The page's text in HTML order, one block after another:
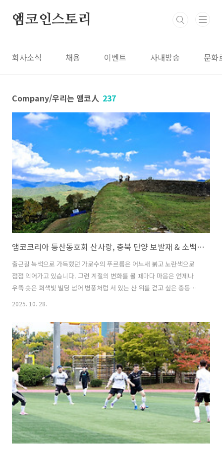
앰코인스토리
회사소식 채용 이벤트 사내방송 문화
Company/우리는 앰코人 237
앰코코리아 등산동호회 산사랑, 충북 단양 보발재 & 소백산 자락길 트레킹!
출근길 녹색으로 가득했던 가로수의 푸르름은 어느새 붉고 노란색으로
점점 익어가고 있습니다. 그런 계절의 변화를 볼 때마다 마음은 언제나
우뚝 솟은 회색빛 빌딩 넘어 병풍처럼 서 있는 산 위를 걷고 싶은 충동에
사로 잡힙니다. 가을이라는 계절은 이름만 들어도 마음이 센치해지고 바
물들기 시작합니다. 붉은빛은 마음을 데우고, 노란빛은 세상을 환하게 밝
혀 줍니다. 바람에 실려 천천히 내려 앉은 낙엽은 런웨이를 만들어 놓은
듯 우리의 발걸음을 잠시 머뭇거리게 하지만, 발끝에서 들려오는 바스락
소리가 가을의 노래처럼 들려 한 걸음 한 걸음 내디딜 때마다 발걸음은
더 가벼워지고 마음은 이미 낙엽 쌓인 숲 속을 걷고 있습니다. 낭만의 계
절 10월을..
2025. 10. 28.